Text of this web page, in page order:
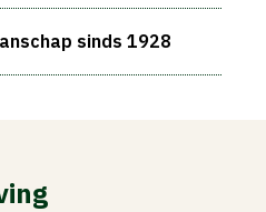
sinds 1928